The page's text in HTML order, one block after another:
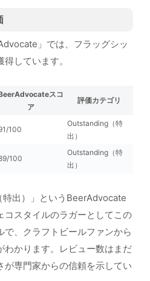
」では、フラッグシッ
しています。
スコ
ア
評価カテゴリ
100
Outstanding（特
出）
100
Outstanding（特
出）
出）」というBeerAdvocate
コスタイルのラガーとしてこの
で、クラフトビールファンから
わかります。レビュー数はまだ
が専門家からの信頼を示してい